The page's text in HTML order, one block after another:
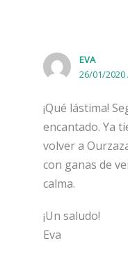
EVA
26/01/2020
¡Qué lástima!
encantado. Ya
volver a
con ganas de
calma.
¡Un saludo!
Eva